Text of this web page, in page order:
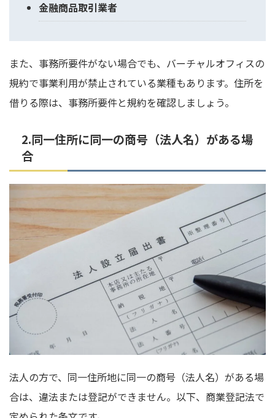
金融商品取引業者
また、事務所要件がない場合でも、バーチャルオフィスの
規約で事業利用が禁止されている業種もあります。住所を
借りる際は、事務所要件と規約を確認しましょう。
2.同一住所に同一の商号（法人名）がある場
合
法人の方で、同一住所地に同一の商号（法人名）がある場
合は、違法または登記ができません。以下、商業登記法で